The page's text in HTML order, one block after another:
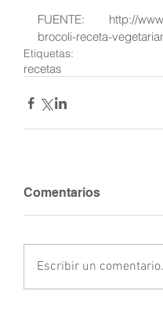
FUENTE: http://
brocoli-receta-
Etiquetas:
recetas
Comentarios
Escribir un